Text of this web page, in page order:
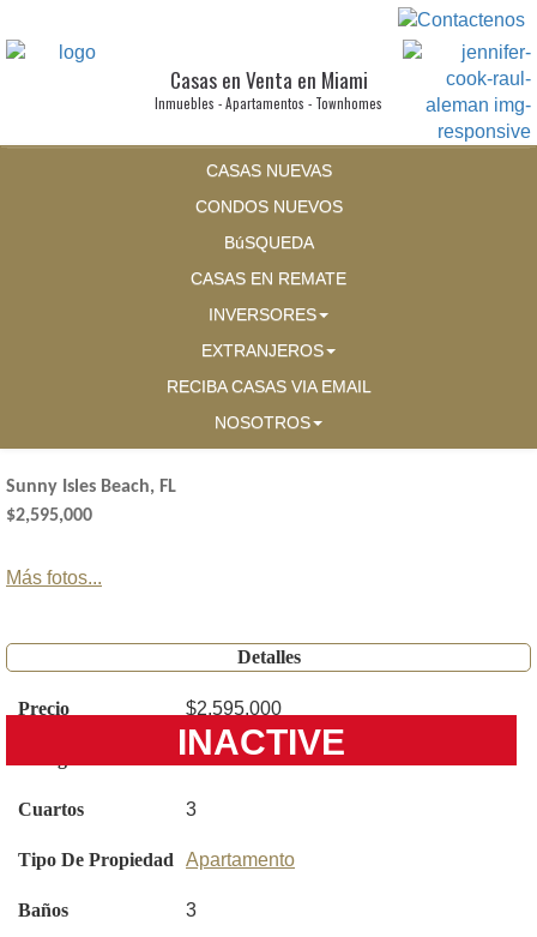
Casas en Venta en Miami
Inmuebles - Apartamentos - Townhomes
CASAS NUEVAS
CONDOS NUEVOS
BúSQUEDA
CASAS EN REMATE
INVERSORES
EXTRANJEROS
RECIBA CASAS VIA EMAIL
NOSOTROS
Sunny Isles Beach, FL
$2,595,000
INACTIVE
Más fotos...
Detalles
Precio $2,595,000
A11843853
Cuartos 3
Tipo De Propiedad Apartamento
Baños 3